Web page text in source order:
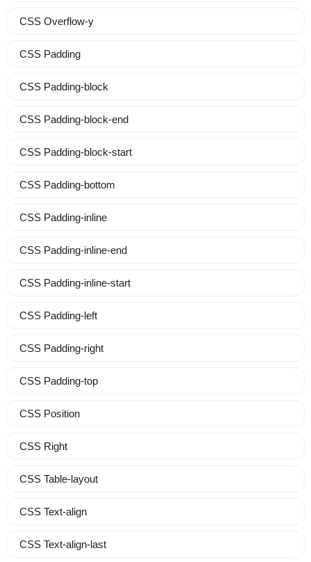
CSS Overflow-y
CSS Padding
CSS Padding-block
CSS Padding-block-end
CSS Padding-block-start
CSS Padding-bottom
CSS Padding-inline
CSS Padding-inline-end
CSS Padding-inline-start
CSS Padding-left
CSS Padding-right
CSS Padding-top
CSS Position
CSS Right
CSS Table-layout
CSS Text-align
CSS Text-align-last